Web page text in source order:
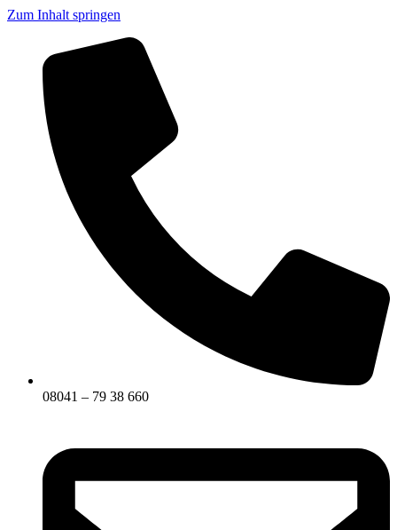
Zum Inhalt springen
08041 – 79 38 660